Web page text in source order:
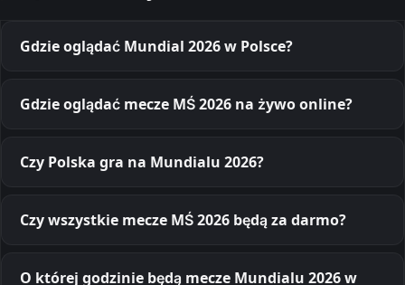
Gdzie oglądać Mundial 2026 w Polsce?
Gdzie oglądać mecze MŚ 2026 na żywo online?
Czy Polska gra na Mundialu 2026?
Czy wszystkie mecze MŚ 2026 będą za darmo?
O której godzinie będą mecze Mundialu 2026 w